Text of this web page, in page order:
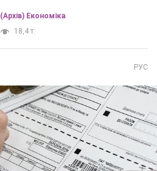
(Архів) Економіка
18,4 т.
РУС